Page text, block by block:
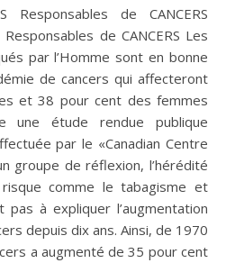
de CANCERS Les
par l’Homme sont en bonne
de cancers qui affecteront
et 38 pour cent des femmes
une étude rendue publique
par le «Canadian Centre
groupe de réflexion, l’hérédité
comme le tabagisme et
pas à expliquer l’augmentation
depuis dix ans. Ainsi, de 1970
a augmenté de 35 pour cent